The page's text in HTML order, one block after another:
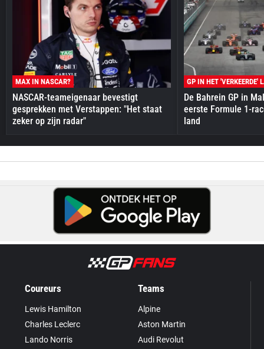
MAX IN NASCAR?
NASCAR-teameigenaar bevestigt
gesprekken met Verstappen: "Het staat
zeker op zijn radar"
GP IN HET 'VERKEERDE'
De Bahrein GP in
eerste Formule 1-
land
Coureurs
Lewis Hamilton
Charles Leclerc
Lando Norris
Teams
Alpine
Aston Martin
Audi Revolut